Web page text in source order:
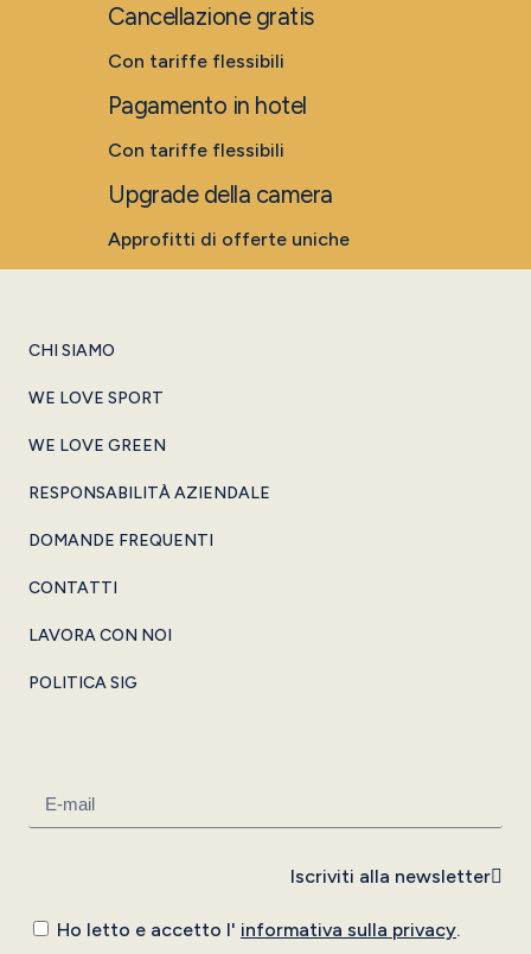
Cancellazione gratis
Con tariffe flessibili
Pagamento in hotel
Con tariffe flessibili
Upgrade della camera
Approfitti di offerte uniche
CHI SIAMO
WE LOVE SPORT
WE LOVE GREEN
RESPONSABILITÀ AZIENDALE
DOMANDE FREQUENTI
CONTATTI
LAVORA CON NOI
POLITICA SIG
Ho letto e accetto l' informativa sulla privacy.
Iscriviti alla newsletter